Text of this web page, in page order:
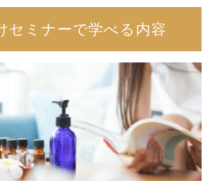
セミナーで学べる内容